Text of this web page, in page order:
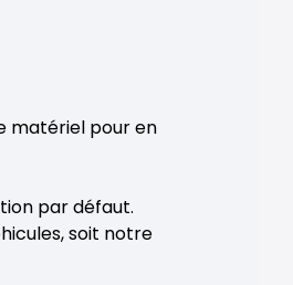
matériel pour en
par défaut.
soit notre